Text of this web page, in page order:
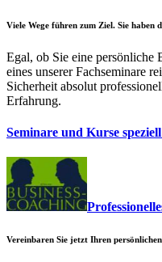
Viele Wege führen zum Ziel. Sie haben
Egal, ob Sie eine persönliche
eines unserer Fachseminare
Sicherheit absolut
Erfahrung.
Seminare und Kurse
Vereinbaren Sie jetzt Ihren